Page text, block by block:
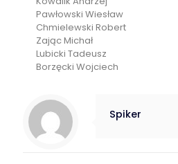
Pawłowski Wiesław
Chmielewski Robert
Zając Michał
Lubicki Tadeusz
Borzęcki Wojciech
Spiker